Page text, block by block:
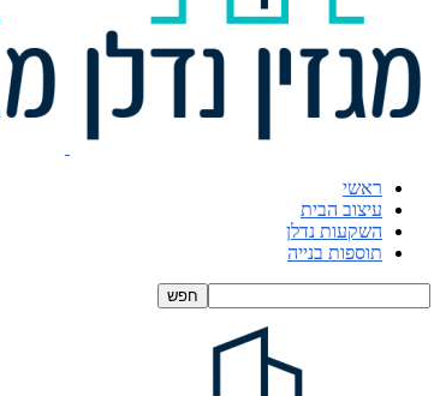
ראשי
עיצוב הבית
השקעות נדלן
תוספות בנייה